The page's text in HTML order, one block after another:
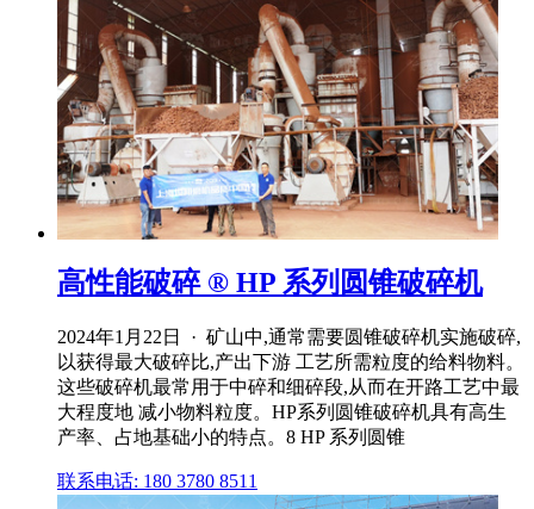
高性能破碎 ® HP 系列圆锥破碎机
2024年1月22日 · 矿山中,通常需要圆锥破碎机实施破碎,
以获得最大破碎比,产出下游 工艺所需粒度的给料物料。
这些破碎机最常用于中碎和细碎段,从而在开路工艺中最
大程度地 减小物料粒度。HP系列圆锥破碎机具有高生
产率、占地基础小的特点。8 HP 系列圆锥
联系电话: 180 3780 8511